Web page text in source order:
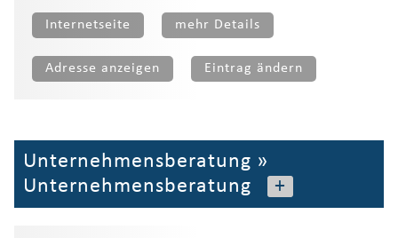
Internetseite mehr Details
Adresse anzeigen Eintrag ändern
Unternehmensberatung »
Unternehmensberatung
+